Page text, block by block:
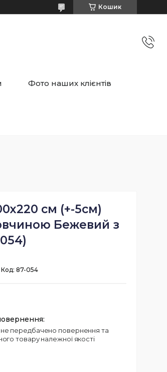
Кошик
Фото наших клієнтів
см (+-5см)
Бежевий з
Код: 87-054
товару належної якості